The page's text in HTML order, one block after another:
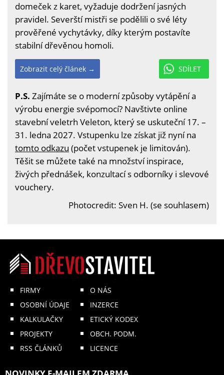
domeček z karet, vyžaduje dodržení jasných
pravidel. Severští mistři se podělili o své léty
prověřené vychytávky, díky kterým postavíte
stabilní dřevěnou homoli.
SDÍLET
Zobrazit celý článek →
P.S. Zajímáte se o moderní způsoby vytápění a
výrobu energie svépomocí? Navštivte online
stavební veletrh Veleton, který se uskuteční 17. –
31. ledna 2027. Vstupenku lze získat již nyní na
tomto odkazu (počet vstupenek je limitován).
Těšit se můžete také na množství inspirace,
živých přednášek, konzultací s odborníky i slevové
vouchery.
Photocredit: Sven H. (se souhlasem)
FIRMY
OSOBNÍ ÚDAJE
KALKULAČKY
PROJEKTY
RSS ČLÁNKŮ
O NÁS
INZERCE
ETICKÝ KODEX
OBCH. PODM.
LICENCE